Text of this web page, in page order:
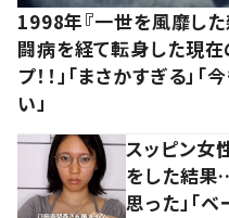
1998年『一世を風靡した
闘病を経て転身した現
プ！！」「まさかすぎる」
い」
スッピン女
をした結
思った」「ベ